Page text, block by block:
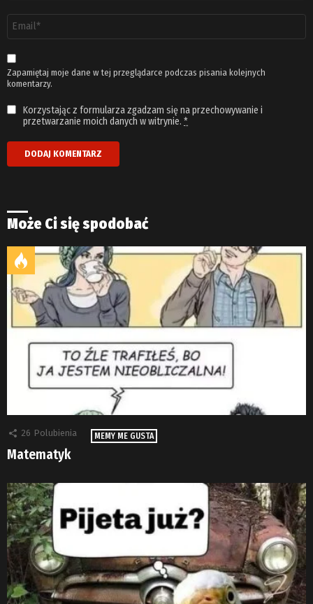
email
*
Zapamiętaj moje dane w tej przeglądarce podczas pisania kolejnych
komentarzy.
Korzystając z formularza zgadzam się na przechowywanie i
przetwarzanie moich danych w witrynie. *
Może Ci się spodobać
26 Polubienia MEMY ME GUSTA
Matematyk